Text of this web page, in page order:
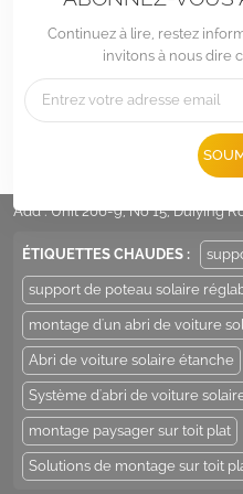
Continuez à lire, restez
invitons à nous dire
Add : Unit 206-9, No 15, Duiying
ÉTIQUETTES CHAUDES :
support de poteau solaire
montage d'un abri de voiture
Abri de voiture solaire étanche
Système d'abri de voiture
montage paysager sur toit plat
Solutions de montage sur toit